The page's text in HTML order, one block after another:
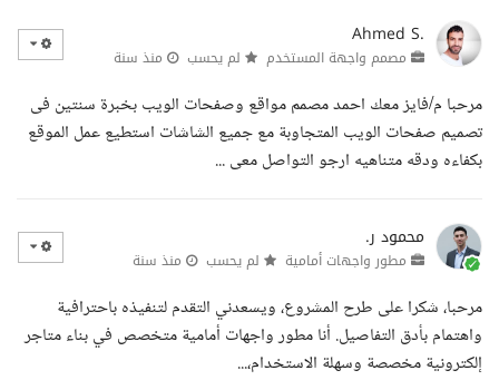
Ahmed S.
مصمم واجهة المستخدم لم يحسب منذ سنة
مرحبا م/فايز معك احمد مصمم مواقع وصفحات الويب بخبرة سنتين فى
تصميم صفحات الويب المتجاوبة مع جميع الشاشات استطيع عمل الموقع
بكفاءه ودقه متناهيه ارجو التواصل معى ...
محمود ر.
مطور واجهات أمامية لم يحسب منذ سنة
مرحبا، شكرا على طرح المشروع، ويسعدني التقدم لتنفيذه باحترافية
واهتمام بأدق التفاصيل. أنا مطور واجهات أمامية متخصص في بناء متاجر
إلكترونية مخصصة وسهلة الاستخدام،...